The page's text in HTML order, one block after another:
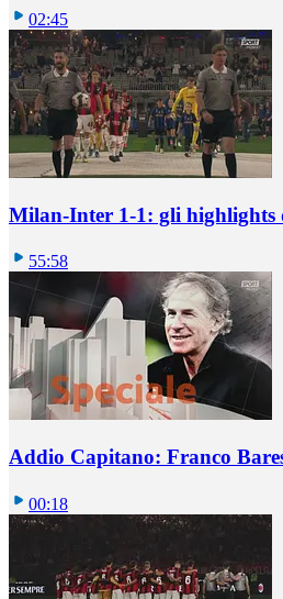
02:45
Milan-Inter 1-1: gli highlights
55:58
Addio Capitano: Franco
00:18